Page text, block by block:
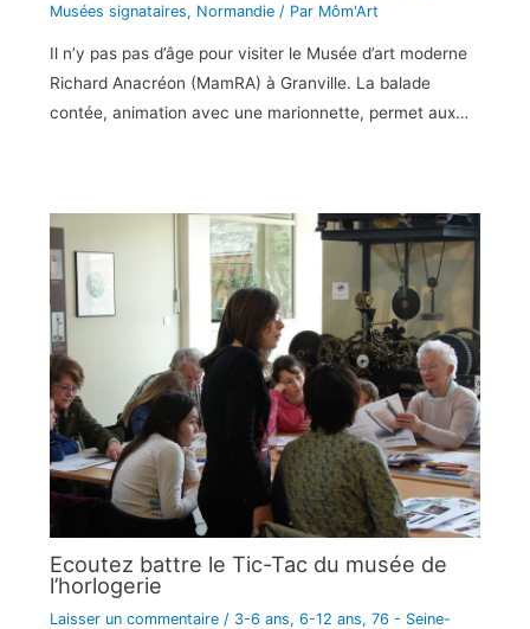
Musées signataires, Normandie/ Par Môm'Art
Il n’y pas pas d’âge pour visiter le Musée d’art moderne
Richard Anacréon (MamRA) à Granville. La balade
contée, animation avec une marionnette, permet aux…
Ecoutez battre le Tic-Tac du musée de
l’horlogerie
Laisser un commentaire / 3-6 ans, 6-12 ans, 76 - Seine-